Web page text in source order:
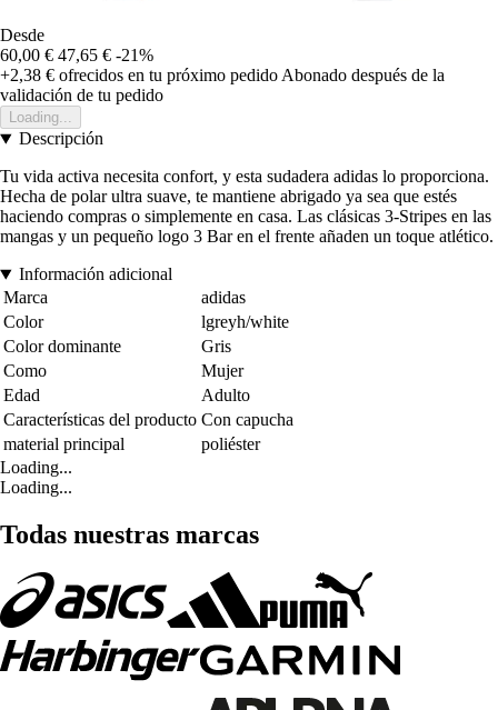
Desde
60,00 € 47,65 € -21%
+2,38 € ofrecidos en tu próximo pedidoAbonado después de la
validación de tu pedido
Loading...
Descripción
Tu vida activa necesita confort, y esta sudadera adidas lo proporciona.
Hecha de polar ultra suave, te mantiene abrigado ya sea que estés
haciendo compras o simplemente en casa. Las clásicas 3-Stripes en las
mangas y un pequeño logo 3 Bar en el frente añaden un toque atlético.
Información adicional
Marca
adidas
Color
lgreyh/white
Color dominante
Gris
Como
Mujer
Edad
Adulto
Características del producto Con capucha
material principal
poliéster
Loading...
Loading...
Todas nuestras marcas